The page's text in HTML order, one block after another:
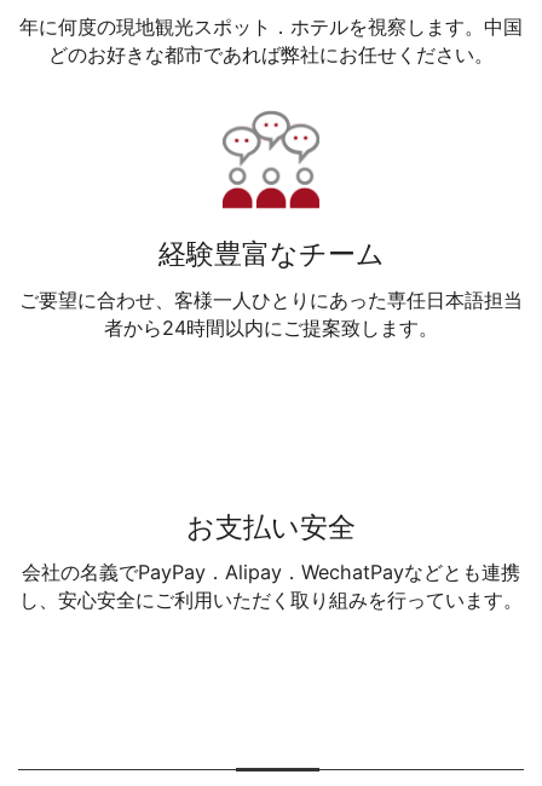
年に何度の現地観光スポット．ホテルを視察します。中国
どのお好きな都市であれば弊社にお任せください。
経験豊富なチーム
ご要望に合わせ、客様一人ひとりにあった専任日本語担当
者から24時間以内にご提案致します。
お支払い安全
会社の名義でPayPay．Alipay．WechatPayなどとも連携
し、安心安全にご利用いただく取り組みを行っています。